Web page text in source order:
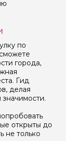
по
города,
Гид
делая
значимости.
открыты до
не только
их